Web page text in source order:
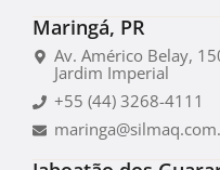
Maringá, PR
Av. Américo Belay,
Jardim Imperial
+55 (44) 3268-4111